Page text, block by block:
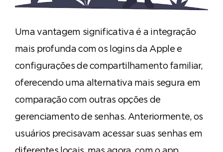
Uma vantagem significativa é a integração
mais profunda com os logins da Apple e
configurações de compartilhamento familiar,
oferecendo uma alternativa mais segura em
comparação com outras opções de
gerenciamento de senhas. Anteriormente, os
usuários precisavam acessar suas senhas em